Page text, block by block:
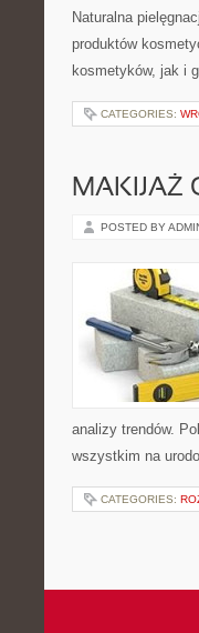
Naturalna
produktów
kosmetyków, jak i
CATEGORIES:
MAKIJAŻ
POSTED BY
analizy trendów.
wszystkim na
CATEGORIES: